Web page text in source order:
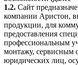
1.2. Сайт
компании Аристон,
продукции, для
предоставления
профессиональным
монтажу, сервисным
юридических лиц,